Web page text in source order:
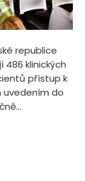
republice
klinických
přístup k
uvedením do